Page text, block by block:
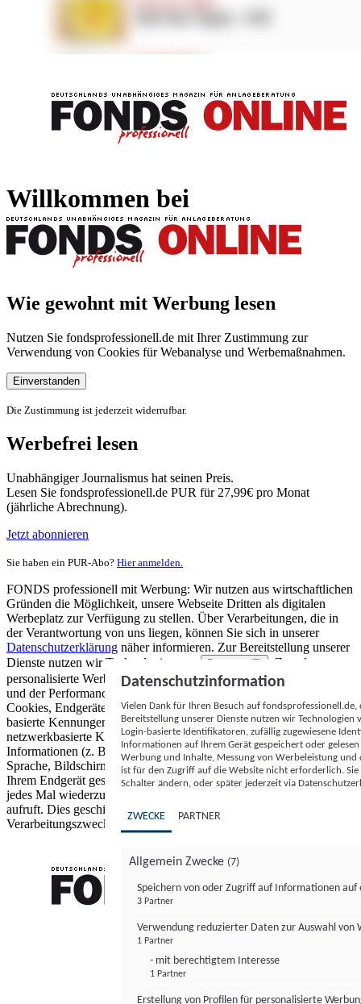
Willkommen bei
Wie gewohnt mit Werbung lesen
Nutzen Sie fondsprofessionell.de mit Ihrer Zustimmung zur
Verwendung von Cookies für Webanalyse und Werbemaßnahmen.
Einverstanden
Die Zustimmung ist jederzeit widerrufbar.
Werbefrei lesen
Unabhängiger Journalismus hat seinen Preis.
Lesen Sie fondsprofessionell.de PUR für 27,99€ pro Monat
(jährliche Abrechnung).
Jetzt abonnieren
Sie haben ein PUR-Abo? Hier anmelden.
FONDS professionell mit Werbung: Wir nutzen aus wirtschaftlichen
Gründen die Möglichkeit, unsere Webseite Dritten als digitalen
Werbeplatz zur Verfügung zu stellen. Über Verarbeitungen, die in
der Verantwortung von uns liegen, können Sie sich in unserer
Datenschutzerklärung näher informieren. Zur Bereitstellung unserer
Dienste nutzen wir Technologien von
Partnern (5)
. Zwecke:
personalisierte Werbung und Inhalte, Messung von Werbeleistung
und der Performance von Inhalten sowie Zielgruppenforschung.
Cookies, Endgeräte- oder ähnliche Online-Kennungen (z. B. login-
basierte Kennungen, zufällig generierte Kennungen,
netzwerkbasierte Kennungen) können zusammen mit anderen
Informationen (z. B. Browsertyp und Browserinformationen,
Sprache, Bildschirmgröße, unterstützte Technologien usw.) auf
Ihrem Endgerät gespeichert oder von dort ausgelesen werden, um es
jedes Mal wiederzuerkennen, wenn es eine App oder einer Webseite
aufruft. Dies geschieht für einen oder mehrere der hier aufgeführten
Verarbeitungszwecke.
Datenschutzinformation
Vielen Dank für Ihren Besuch auf
Bereitstellung unserer Dienste nutzen wir Technologien
Login-basierte Identifikatoren, zufällig zugewiesene
Informationen auf Ihrem Gerät gespeichert oder
Werbung und Inhalte, Messung von Werbeleistung
ist für den Zugriff auf die Website nicht erforderlich.
Schalter ändern, oder später jederzeit via
ZWECKE PARTNER
Allgemein Zwecke (7)
Speichern von oder Zugriff auf Informationen auf
3 Partner
Verwendung reduzierter Daten zur Auswahl von
1 Partner
- mit berechtigtem Interesse
1 Partner
Erstellung von Profilen für personalisierte
FONDS professionell